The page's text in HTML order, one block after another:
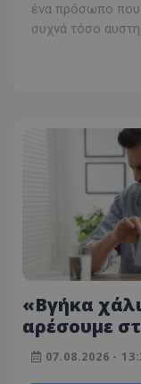
ένα πρόσωπο που
συχνά τόσο
«Βγήκα
αρέσουμε
άλλοι μάς
07.08.2026 -